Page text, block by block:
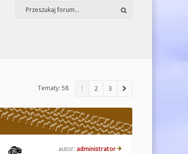
Tematy: 58 1 2 3
autor: administrator